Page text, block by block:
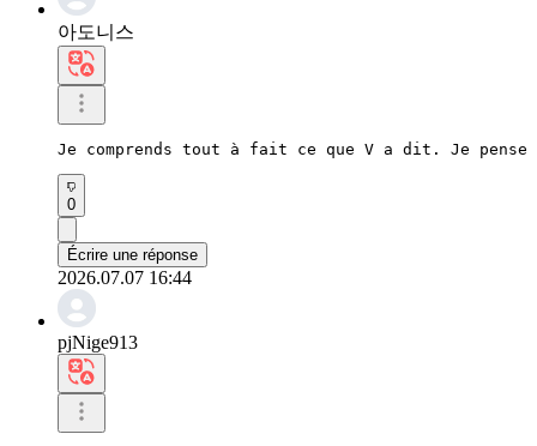
아도니스
Je comprends tout à fait ce que V a dit. Je
0
Écrire une réponse
2026.07.07 16:44
pjNige913